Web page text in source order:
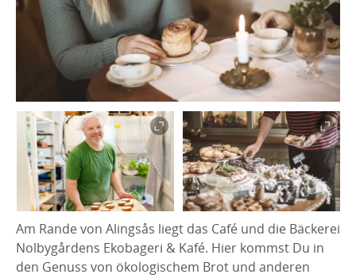
Am Rande von Alingsås liegt das Café und die Bäckerei
Nolbygårdens Ekobageri & Kafé. Hier kommst Du in
den Genuss von ökologischem Brot und anderen